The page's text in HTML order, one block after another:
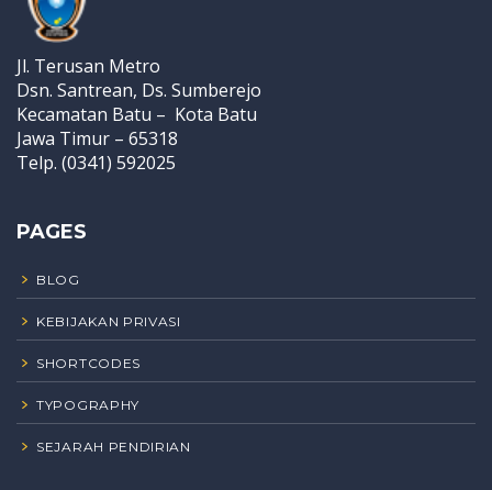
Jl. Terusan Metro
Dsn. Santrean, Ds. Sumberejo
Kecamatan Batu – Kota Batu
Jawa Timur – 65318
Telp. (0341) 592025
PAGES
BLOG
KEBIJAKAN PRIVASI
SHORTCODES
TYPOGRAPHY
SEJARAH PENDIRIAN